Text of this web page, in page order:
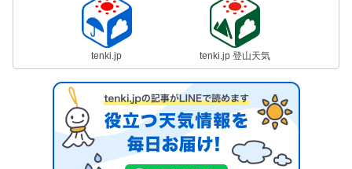
tenki.jp tenki.jp 登山天気